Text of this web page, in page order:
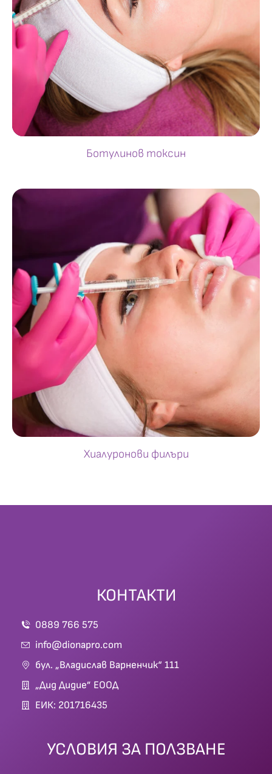
Ботулинов токсин
Хиалуронови филъри
КОНТАКТИ
0889 766 575
info@dionapro.com
бул. „Владислав Варненчик“ 111
„Дид Дидие” ЕООД
ЕИК: 201716435
УСЛОВИЯ ЗА ПОЛЗВАНЕ